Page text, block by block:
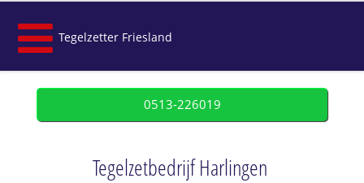
Tegelzetter Friesland
0513-226019
Tegelzetbedrijf Harlingen